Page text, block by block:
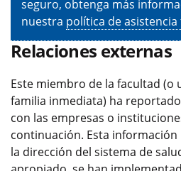
seguro, obtenga más
nuestra política de
Relaciones externas
Este miembro de la facultad (o
familia inmediata) ha
con las empresas o
continuación. Esta
la dirección del sistema de